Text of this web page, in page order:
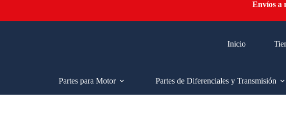
contenido
Envíos a
Inicio
Partes para Motor
Partes de Diferenciales y Transmisión